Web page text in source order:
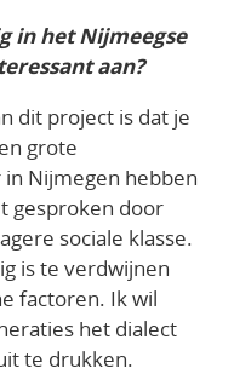
in het Nijmeegse
aan?
dit project is dat je
grote
Nijmegen hebben
gesproken door
sociale klasse.
is te verdwijnen
factoren. Ik wil
het dialect
te drukken.